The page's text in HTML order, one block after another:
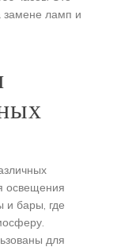
замене ламп и
освещения
и бары, где
для